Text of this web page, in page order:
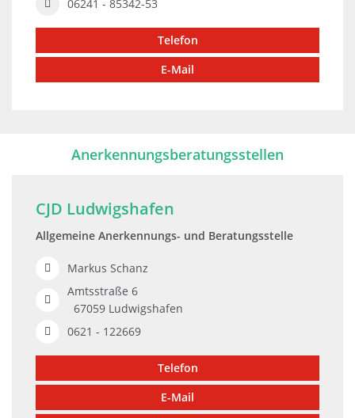
06241 - 85342-53
Telefon
E-Mail
Anerkennungsberatungsstellen
CJD Ludwigshafen
Allgemeine Anerkennungs- und Beratungsstelle
Markus Schanz
Amtsstraße 6
67059 Ludwigshafen
0621 - 122669
Telefon
E-Mail